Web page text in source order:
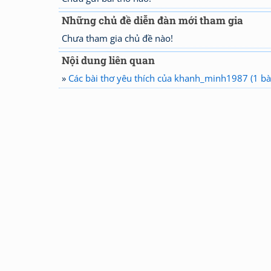
Những chủ đề diễn đàn mới tham gia
Chưa tham gia chủ đề nào!
Nội dung liên quan
» Các bài thơ yêu thích của khanh_minh1987 (1